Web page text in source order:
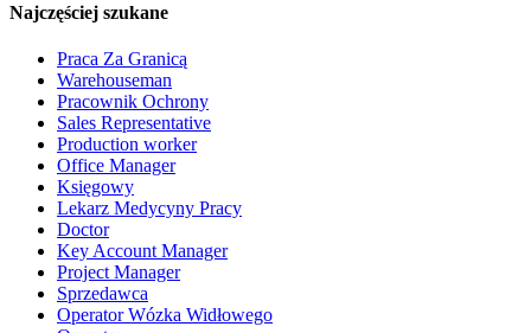
Najczęściej szukane
Praca Za Granicą
Warehouseman
Pracownik Ochrony
Sales Representative
Production worker
Office Manager
Księgowy
Lekarz Medycyny Pracy
Doctor
Key Account Manager
Project Manager
Sprzedawca
Operator Wózka Widłowego